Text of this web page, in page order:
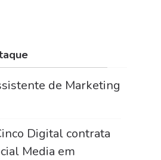
de Marketing
Digital contrata
Media em